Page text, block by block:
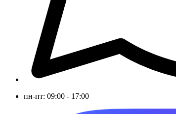
пн-пт: 09:00 - 17:00